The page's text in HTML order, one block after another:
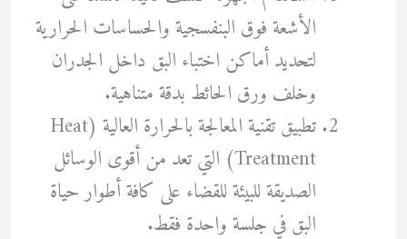
الأشعة فوق البنفسجية والحساسات الحرارية
لتحديد أماكن اختباء البق داخل الجدران
وخلف ورق الحائط بدقة متناهية.
تطبيق تقنية المعالجة بالحرارة العالية (Heat
Treatment) التي تعد من أقوى الوسائل
الصديقة للبيئة للقضاء على كافة أطوار حياة
البق في جلسة واحدة فقط.